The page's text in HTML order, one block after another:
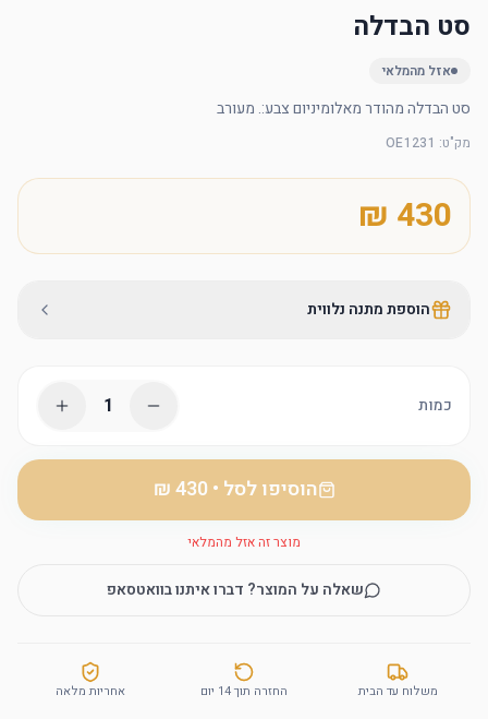
סט הבדלה
אזל מהמלאי
סט הבדלה מהודר מאלומיניום צבע:. מעורב
מק"ט:
OE1231
הוספת מתנה נלווית
כמות 1
הוסיפו לסל •
‏430 ₪
מוצר זה אזל מהמלאי
שאלה על המוצר? דברו איתנו בוואטסאפ
משלוח עד הבית החזרה תוך 14 יום אחריות מלאה